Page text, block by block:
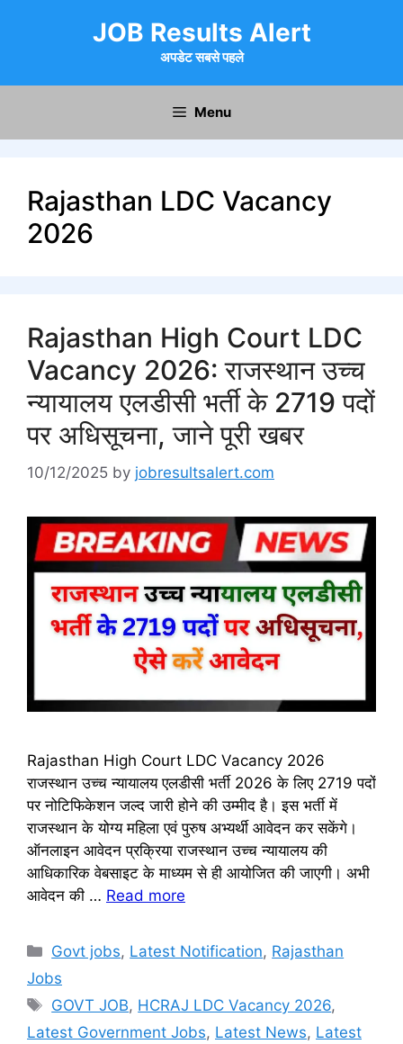
JOB Results Alert
अपडेट सबसे पहले
Menu
Rajasthan LDC Vacancy
2026
Rajasthan High Court LDC
Vacancy 2026: राजस्थान उच्च
न्यायालय एलडीसी भर्ती के 2719 पदों
पर अधिसूचना, जाने पूरी खबर
10/12/2025 by jobresultsalert.com
Rajasthan High Court LDC Vacancy 2026
राजस्थान उच्च न्यायालय एलडीसी भर्ती 2026 के लिए 2719 पदों
पर नोटिफिकेशन जल्द जारी होने की उम्मीद है। इस भर्ती में
राजस्थान के योग्य महिला एवं पुरुष अभ्यर्थी आवेदन कर सकेंगे।
ऑनलाइन आवेदन प्रक्रिया राजस्थान उच्च न्यायालय की
आधिकारिक वेबसाइट के माध्यम से ही आयोजित की जाएगी। अभी
आवेदन की … Read more
Categories
Govt jobs, Latest Notification, Rajasthan
Jobs
Tags
GOVT JOB, HCRAJ LDC Vacancy 2026,
Latest Government Jobs, Latest News, Latest